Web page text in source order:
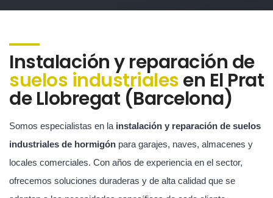
Instalación y reparación de
suelos industrialesen El Prat
de Llobregat (Barcelona)
Somos especialistas en la instalación y reparación de suelos
industriales de hormigón para garajes, naves, almacenes y
locales comerciales. Con años de experiencia en el sector,
ofrecemos soluciones duraderas y de alta calidad que se